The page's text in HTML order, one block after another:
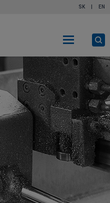
SK EN